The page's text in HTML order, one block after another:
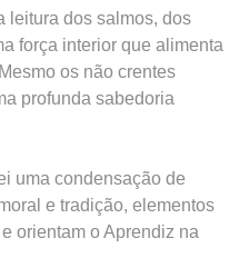
leitura dos salmos, dos
força interior que alimenta
os não crentes
profunda sabedoria
uma condensação de
e tradição, elementos
orientam o Aprendiz na